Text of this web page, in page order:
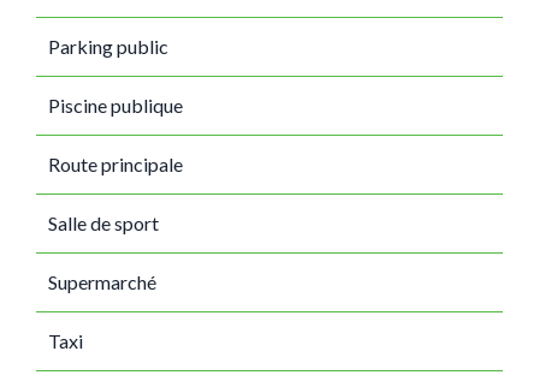
Parking public
Piscine publique
Route principale
Salle de sport
Supermarché
Taxi